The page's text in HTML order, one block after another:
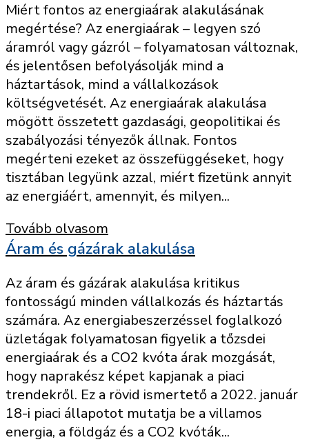
Miért fontos az energiaárak alakulásának
megértése? Az energiaárak – legyen szó
áramról vagy gázról – folyamatosan változnak,
és jelentősen befolyásolják mind a
háztartások, mind a vállalkozások
költségvetését. Az energiaárak alakulása
mögött összetett gazdasági, geopolitikai és
szabályozási tényezők állnak. Fontos
megérteni ezeket az összefüggéseket, hogy
tisztában legyünk azzal, miért fizetünk annyit
az energiáért, amennyit, és milyen...
Tovább olvasom
Áram és gázárak alakulása
Az áram és gázárak alakulása kritikus
fontosságú minden vállalkozás és háztartás
számára. Az energiabeszerzéssel foglalkozó
üzletágak folyamatosan figyelik a tőzsdei
energiaárak és a CO2 kvóta árak mozgását,
hogy naprakész képet kapjanak a piaci
trendekről. Ez a rövid ismertető a 2022. január
18-i piaci állapotot mutatja be a villamos
energia, a földgáz és a CO2 kvóták...